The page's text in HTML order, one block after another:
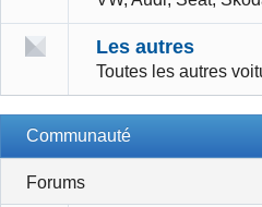
Les autres
Toutes les autres
Communauté
Forums